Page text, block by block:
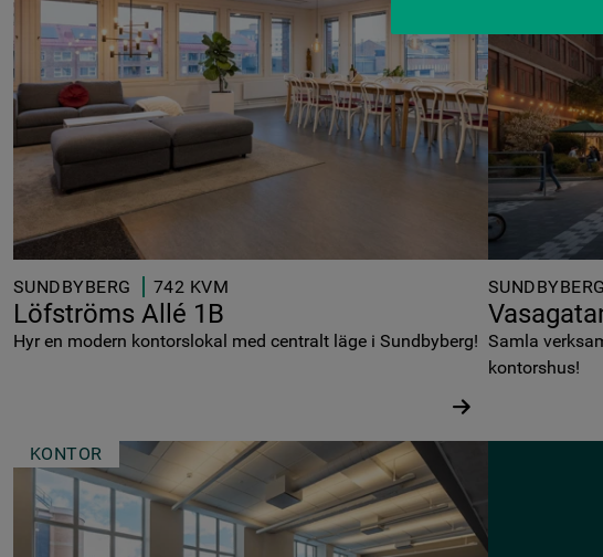
SUNDBYBERG 742 KVM
Löfströms Allé 1B
Hyr en modern kontorslokal med centralt läge i Sundbyberg!
SUNDBYBERG
Samla
kontorshus!
KONTOR